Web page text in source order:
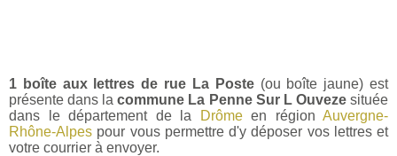
1 boîte aux lettres de rue La Poste(ou boîte jaune) est
présente dans lacommune La Penne Sur L Ouvezesituée
dans le département de la
Drômeen région Auvergne-
Rhône-Alpes pour vous permettre d'y déposer vos lettres et
votre courrier à envoyer.